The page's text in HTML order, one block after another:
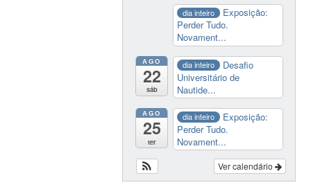
dia inteiro
Exposição:
Perder Tudo.
Novament...
AGO
22
sáb
dia inteiro
Desafio
Universitário de
Nautide...
AGO
25
ter
dia inteiro
Exposição:
Perder Tudo.
Novament...
Ver calendário